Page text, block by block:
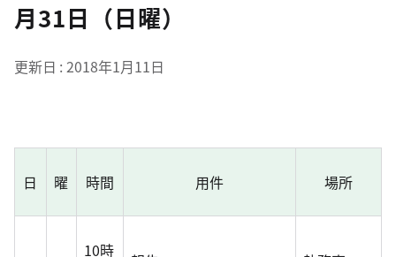
月31日（日曜）
更新日 2018年1月11日
日 曜 時間 用件 場所
10時